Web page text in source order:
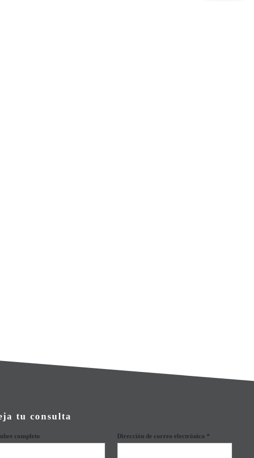
tu consulta
completo Dirección de correo electrónico *